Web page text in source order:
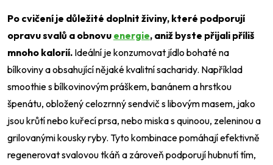
Po cvičení je důležité doplnit živiny, které podporují
opravu svalů a obnovu energie, aniž byste přijali příliš
mnoho kalorií. Ideální je konzumovat jídlo bohaté na
bílkoviny a obsahující nějaké kvalitní sacharidy. Například
smoothie s bílkovinovým práškem, banánem a hrstkou
špenátu, obložený celozrnný sendvič s libovým masem, jako
jsou krůtí nebo kuřecí prsa, nebo miska s quinoou, zeleninou a
grilovanými kousky ryby. Tyto kombinace pomáhají efektivně
regenerovat svalovou tkáň a zároveň podporují hubnutí tím,